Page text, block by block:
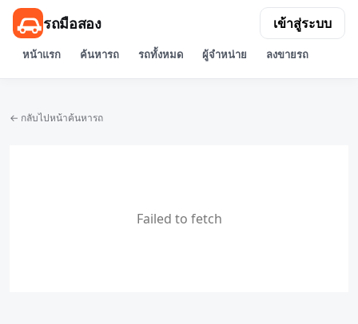
รถมือสอง
หน้าแรก ค้นหารถ รถทั้งหมด ผู้จำหน่าย ลงขายรถ
เข้าสู่ระบบ
← กลับไปหน้าค้นหารถ
Failed to fetch